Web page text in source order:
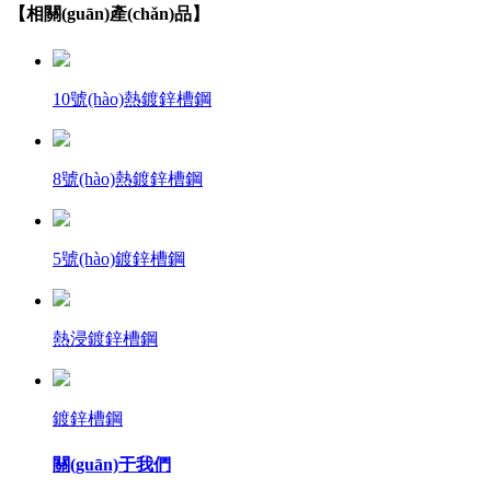
【相關(guān)產(chǎn)品】
10號(hào)熱鍍鋅槽鋼
8號(hào)熱鍍鋅槽鋼
5號(hào)鍍鋅槽鋼
熱浸鍍鋅槽鋼
鍍鋅槽鋼
關(guān)于我們